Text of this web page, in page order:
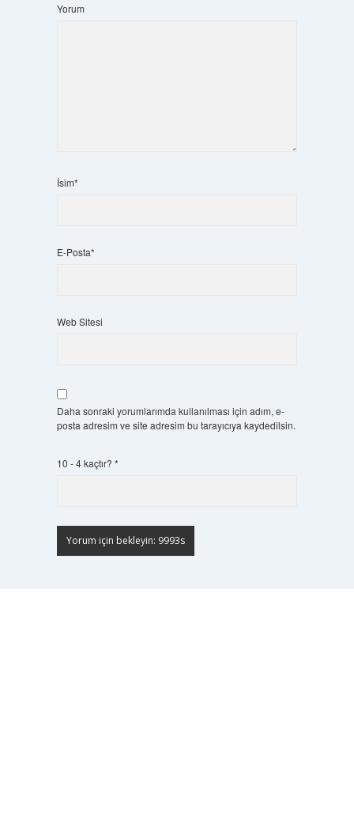
Yorum
İsim*
E-Posta*
Web Sitesi
Daha sonraki yorumlarımda kullanılması için adım, e-
posta adresim ve site adresim bu tarayıcıya kaydedilsin.
10 - 4 kaçtır? *